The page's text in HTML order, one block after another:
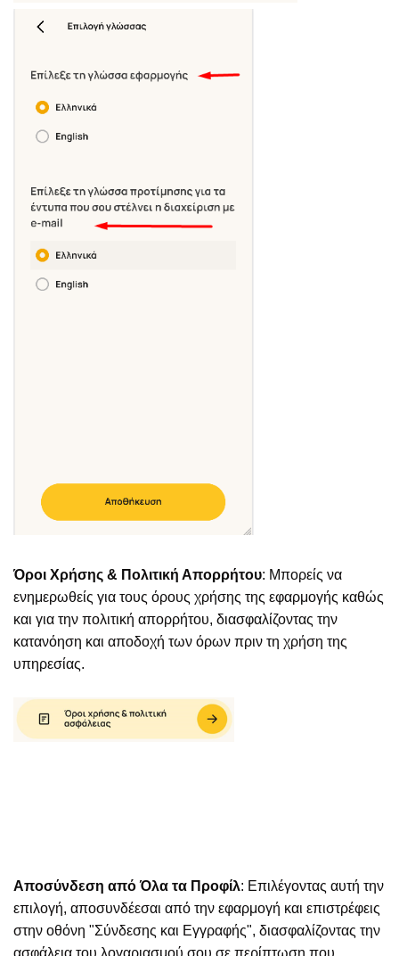
Όροι Χρήσης & Πολιτική Απορρήτου: Μπορείς να
ενημερωθείς για τους όρους χρήσης της εφαρμογής καθώς
και για την πολιτική απορρήτου, διασφαλίζοντας την
κατανόηση και αποδοχή των όρων πριν τη χρήση της
υπηρεσίας.
Αποσύνδεση από Όλα τα Προφίλ: Επιλέγοντας αυτή την
επιλογή, αποσυνδέεσαι από την εφαρμογή και επιστρέφεις
στην οθόνη "Σύνδεσης και Εγγραφής", διασφαλίζοντας την
ασφάλεια του λογαριασμού σου σε περίπτωση που